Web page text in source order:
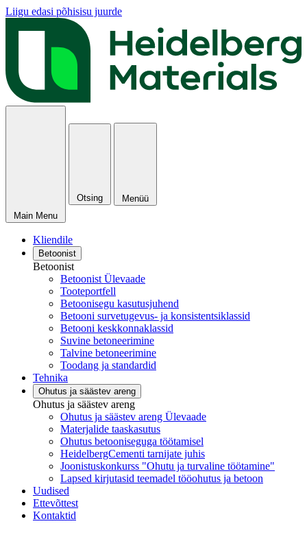
Liigu edasi põhisisu juurde
Main Menu
Otsing Menüü
Kliendile
Betoonist
Betoonist
Betoonist Ülevaade
Tooteportfell
Betoonisegu kasutusjuhend
Betooni survetugevus- ja konsistentsiklassid
Betooni keskkonnaklassid
Suvine betoneerimine
Talvine betoneerimine
Toodang ja standardid
Tehnika
Ohutus ja säästev areng
Ohutus ja säästev areng
Ohutus ja säästev areng Ülevaade
Materjalide taaskasutus
Ohutus betooniseguga töötamisel
HeidelbergCementi tarnijate juhis
Joonistuskonkurss "Ohutu ja turvaline töötamine"
Lapsed kirjutasid teemadel tööohutus ja betoon
Uudised
Ettevõttest
Kontaktid